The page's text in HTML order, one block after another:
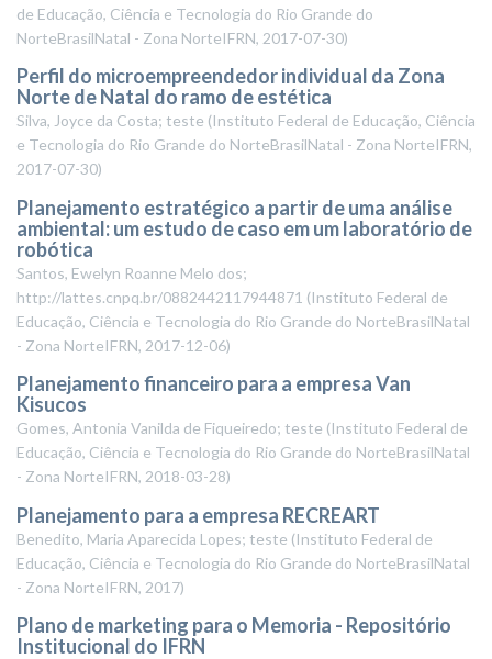
de Educação, Ciência e Tecnologia do Rio Grande do
NorteBrasilNatal - Zona NorteIFRN, 2017-07-30)
Perfil do microempreendedor individual da Zona
Norte de Natal do ramo de estética
Silva, Joyce da Costa; teste (Instituto Federal de Educação, Ciência
e Tecnologia do Rio Grande do NorteBrasilNatal - Zona NorteIFRN,
2017-07-30)
Planejamento estratégico a partir de uma análise
ambiental: um estudo de caso em um laboratório de
robótica
Santos, Ewelyn Roanne Melo dos;
http://lattes.cnpq.br/0882442117944871 (Instituto Federal de
Educação, Ciência e Tecnologia do Rio Grande do NorteBrasilNatal
- Zona NorteIFRN, 2017-12-06)
Planejamento financeiro para a empresa Van
Kisucos
Gomes, Antonia Vanilda de Fiqueiredo; teste (Instituto Federal de
Educação, Ciência e Tecnologia do Rio Grande do NorteBrasilNatal
- Zona NorteIFRN, 2018-03-28)
Planejamento para a empresa RECREART
Benedito, Maria Aparecida Lopes; teste (Instituto Federal de
Educação, Ciência e Tecnologia do Rio Grande do NorteBrasilNatal
- Zona NorteIFRN, 2017)
Plano de marketing para o Memoria - Repositório
Institucional do IFRN